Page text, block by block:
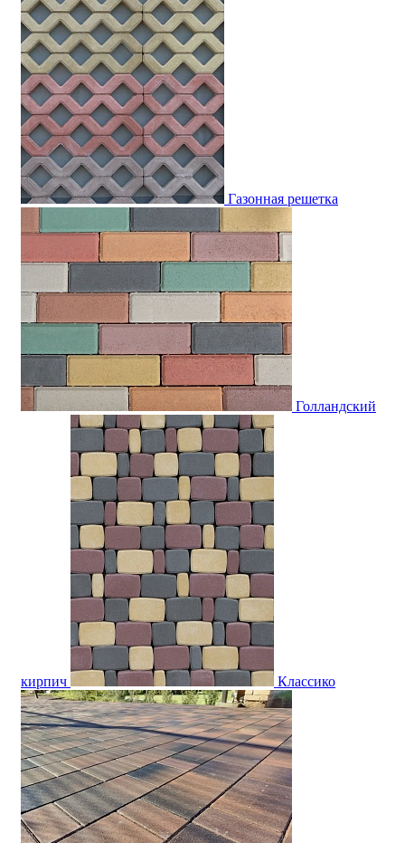
Газонная решетка
Голландский
кирпич Классико